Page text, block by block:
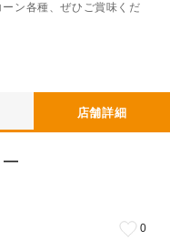
ン各種、ぜひご賞味くだ
店舗詳細
0